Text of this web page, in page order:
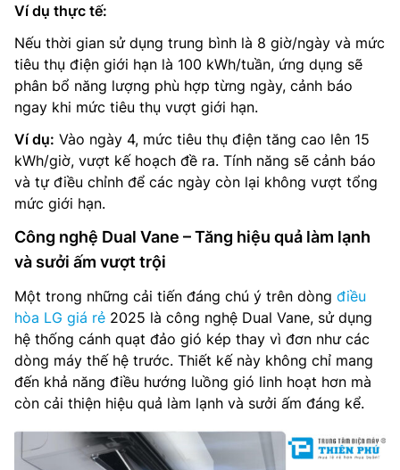
Ví dụ thực tế:
Nếu thời gian sử dụng trung bình là 8 giờ/ngày và mức
tiêu thụ điện giới hạn là 100 kWh/tuần, ứng dụng sẽ
phân bổ năng lượng phù hợp từng ngày, cảnh báo
ngay khi mức tiêu thụ vượt giới hạn.
Ví dụ: Vào ngày 4, mức tiêu thụ điện tăng cao lên 15
kWh/giờ, vượt kế hoạch đề ra. Tính năng sẽ cảnh báo
và tự điều chỉnh để các ngày còn lại không vượt tổng
mức giới hạn.
Công nghệ Dual Vane – Tăng hiệu quả làm lạnh
và sưởi ấm vượt trội
Một trong những cải tiến đáng chú ý trên dòng điều
hòa LG giá rẻ 2025 là công nghệ Dual Vane, sử dụng
hệ thống cánh quạt đảo gió kép thay vì đơn như các
dòng máy thế hệ trước. Thiết kế này không chỉ mang
đến khả năng điều hướng luồng gió linh hoạt hơn mà
còn cải thiện hiệu quả làm lạnh và sưởi ấm đáng kể.